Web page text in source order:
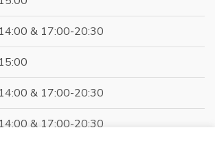
& 17:00-20:30
& 17:00-20:30
& 17:00-20:30